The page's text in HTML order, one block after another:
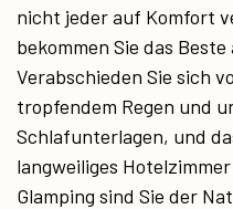
nicht jeder auf Komfort
bekommen Sie das
Verabschieden Sie sich
tropfendem Regen und
Schlafunterlagen, und
langweiliges
Glamping sind Sie der